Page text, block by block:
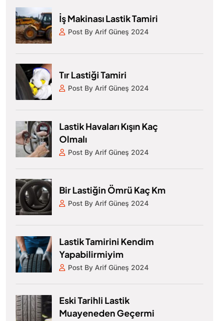
İş Makinası Lastik Tamiri
Post By Arif Güneş 2024
Tır Lastiği Tamiri
Post By Arif Güneş 2024
Lastik Havaları Kışın Kaç
Olmalı
Post By Arif Güneş 2024
Bir Lastiğin Ömrü Kaç Km
Post By Arif Güneş 2024
Lastik Tamirini Kendim
Yapabilirmiyim
Post By Arif Güneş 2024
Eski Tarihli Lastik
Muayeneden Geçermi